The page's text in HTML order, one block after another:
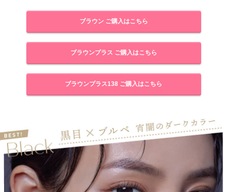
ブラウン ご購入はこちら
ブラウンプラス ご購入はこちら
ブラウンプラス138 ご購入はこちら